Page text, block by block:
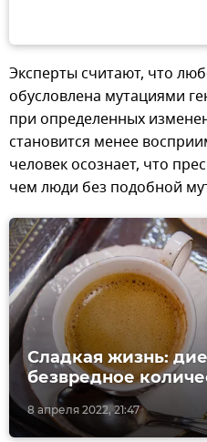
Эксперты считают, что
обусловлена мутациями
при определенных
становится менее
человек осознает, что
чем люди без подобной
8 апреля 2022, 21:47
Сладкая жизнь:
безвредное